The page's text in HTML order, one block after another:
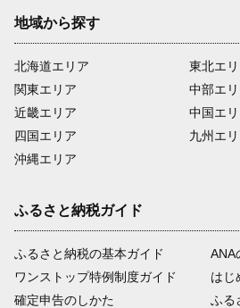
地域から探す
北海道エリア
関東エリア
近畿エリア
四国エリア
沖縄エリア
東北エ
中部エ
中国エ
九州エ
ふるさと納税ガイド
ふるさと納税の基本ガイド
ワンストップ特例制度ガイド
確定申告のしかた
ANA
はじ
ふる